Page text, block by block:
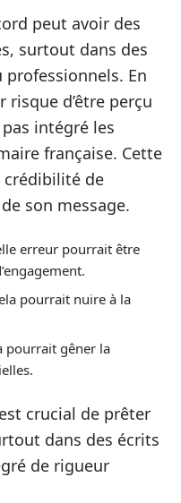
peut avoir des
surtout dans des
En
risque d’être perçu
intégré les
française. Cette
de
son message.
erreur pourrait être
pourrait nuire à la
pourrait gêner la
crucial de prêter
dans des écrits
de rigueur